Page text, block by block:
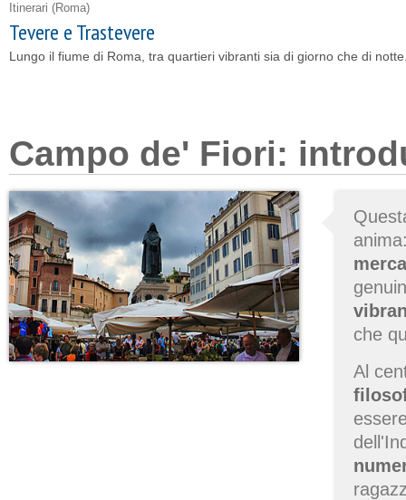
Itinerari (Roma)
Tevere e Trastevere
Lungo il fiume di Roma, tra quartieri vibranti sia di giorno che di
Campo de' Fiori:
che
Al